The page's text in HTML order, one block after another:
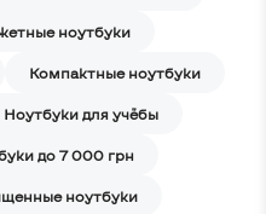
ноутбуки
Компактные ноутбуки
Ноутбуки для учёбы
до 7 000 грн
ноутбуки